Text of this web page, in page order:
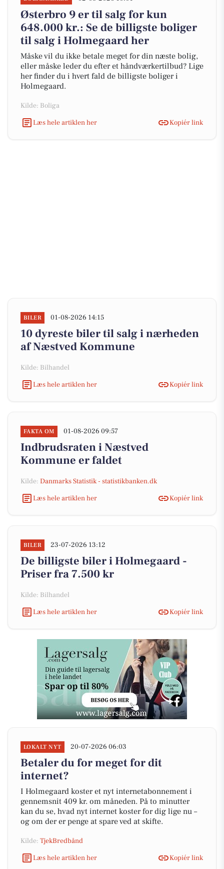
Østerbro 9 er til salg for kun
648.000 kr.: Se de billigste boliger
til salg i Holmegaard her
Måske vil du ikke betale meget for din næste bolig,
eller måske leder du efter et håndværkertilbud? Lige
her finder du i hvert fald de billigste boliger i
Holmegaard.
Kilde: Boliga
Læs hele artiklen her
Kopiér link
BILER 01-08-2026 14:15
10 dyreste biler til salg i nærheden
af Næstved Kommune
Kilde: Bilhandel
Læs hele artiklen her
Kopiér link
FAKTA OM 01-08-2026 09:57
Indbrudsraten i Næstved
Kommune er faldet
Kilde: Danmarks Statistik - statistikbanken.dk
Læs hele artiklen her
Kopiér link
BILER 23-07-2026 13:12
De billigste biler i Holmegaard -
Priser fra 7.500 kr
Kilde: Bilhandel
Læs hele artiklen her
Kopiér link
LOKALT NYT 20-07-2026 06:03
Betaler du for meget for dit
internet?
I Holmegaard koster et nyt internetabonnement i
gennemsnit 409 kr. om måneden. På to minutter
kan du se, hvad nyt internet koster for dig lige nu –
og om der er penge at spare ved at skifte.
Kilde: TjekBredbånd
Læs hele artiklen her
Kopiér link